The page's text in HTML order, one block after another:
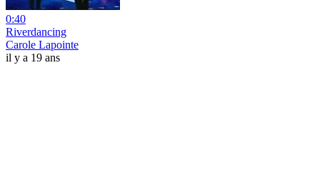
0:40
Riverdancing
Carole Lapointe
il y a 19 ans